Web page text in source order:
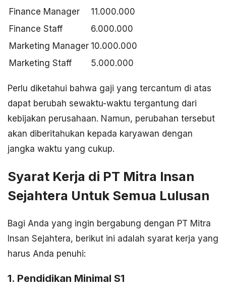
Finance Manager
11.000.000
Finance Staff
6.000.000
Marketing Manager 10.000.000
Marketing Staff
5.000.000
Perlu diketahui bahwa gaji yang tercantum di atas
dapat berubah sewaktu-waktu tergantung dari
kebijakan perusahaan. Namun, perubahan tersebut
akan diberitahukan kepada karyawan dengan
jangka waktu yang cukup.
Syarat Kerja di PT Mitra Insan
Sejahtera Untuk Semua Lulusan
Bagi Anda yang ingin bergabung dengan PT Mitra
Insan Sejahtera, berikut ini adalah syarat kerja yang
harus Anda penuhi:
1. Pendidikan Minimal S1